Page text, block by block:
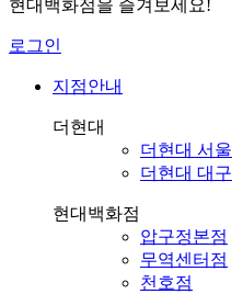
현대백화점을 즐겨보세요!
로그인
지점안내
더현대
더현대 서울
더현대 대구
현대백화점
압구정본점
무역센터점
천호점